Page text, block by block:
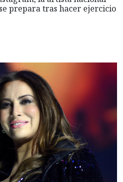
prepara tras hacer ejercicio